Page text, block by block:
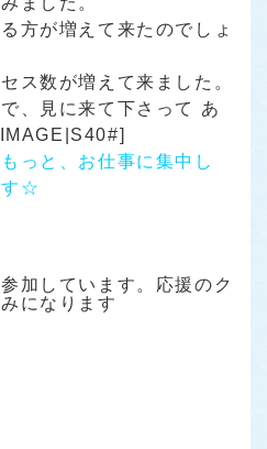
方が増えて来たのでしょ
ス数が増えて来ました。
、見に来て下さって あ
っと、お仕事に集中し
す☆
加しています。応援のク
になります